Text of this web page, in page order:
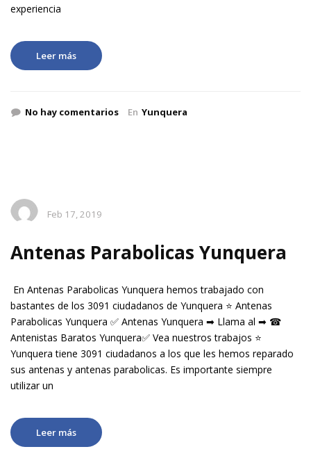
experiencia
Leer más
No hay comentarios En Yunquera
Feb 17, 2019
Antenas Parabolicas Yunquera
En Antenas Parabolicas Yunquera hemos trabajado con
bastantes de los 3091 ciudadanos de Yunquera ⭐ Antenas
Parabolicas Yunquera ✅ Antenas Yunquera ➡ Llama al ➡ ☎
Antenistas Baratos Yunquera✅ Vea nuestros trabajos ⭐
Yunquera tiene 3091 ciudadanos a los que les hemos reparado
sus antenas y antenas parabolicas. Es importante siempre
utilizar un
Leer más